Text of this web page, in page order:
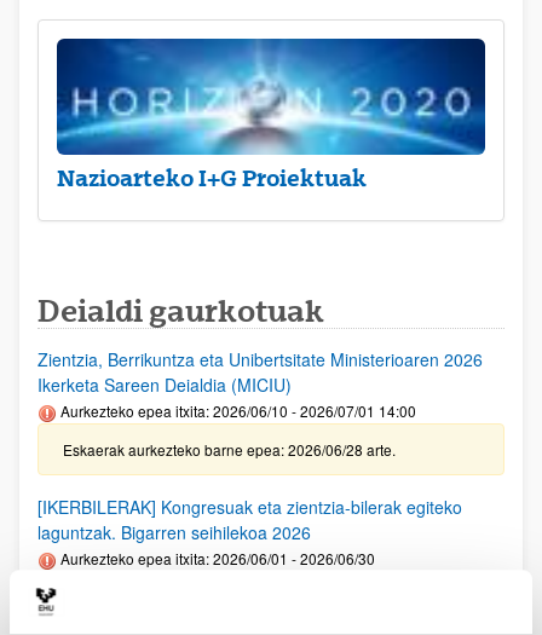
Nazioarteko I+G Proiektuak
Deialdi gaurkotuak
Zientzia, Berrikuntza eta Unibertsitate Ministerioaren 2026
Ikerketa Sareen Deialdia (MICIU)
Aurkezteko epea itxita: 2026/06/10 - 2026/07/01 14:00
Eskaerak aurkezteko barne epea: 2026/06/28 arte.
[IKERBILERAK] Kongresuak eta zientzia-bilerak egiteko
laguntzak. Bigarren seihilekoa 2026
Aurkezteko epea itxita: 2026/06/01 - 2026/06/30